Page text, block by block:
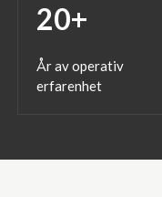
20+
År av operativ
erfarenhet